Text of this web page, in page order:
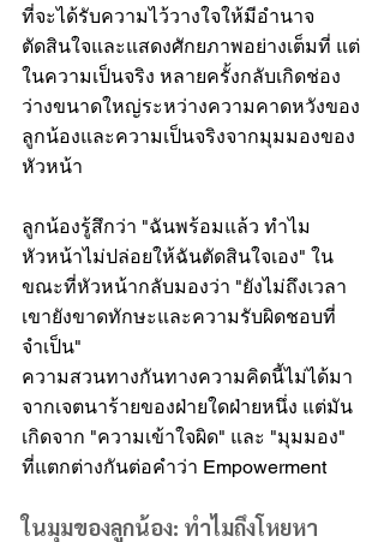
ที่จะได้รับความไว้วางใจให้มีอำนาจ
ตัดสินใจและแสดงศักยภาพอย่างเต็มที่ แต่
ในความเป็นจริง หลายครั้งกลับเกิดช่อง
ว่างขนาดใหญ่ระหว่างความคาดหวังของ
ลูกน้องและความเป็นจริงจากมุมมองของ
หัวหน้า
ลูกน้องรู้สึกว่า "ฉันพร้อมแล้ว ทำไม
หัวหน้าไม่ปล่อยให้ฉันตัดสินใจเอง" ใน
ขณะที่หัวหน้ากลับมองว่า "ยังไม่ถึงเวลา
เขายังขาดทักษะและความรับผิดชอบที่
จำเป็น"
ความสวนทางกันทางความคิดนี้ไม่ได้มา
จากเจตนาร้ายของฝ่ายใดฝ่ายหนึ่ง แต่มัน
เกิดจาก "ความเข้าใจผิด" และ "มุมมอง"
ที่แตกต่างกันต่อคำว่า Empowerment
ในมุมของลูกน้อง: ทำไมถึงโหยหา